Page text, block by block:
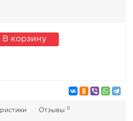
В корзину
Отзывы 0